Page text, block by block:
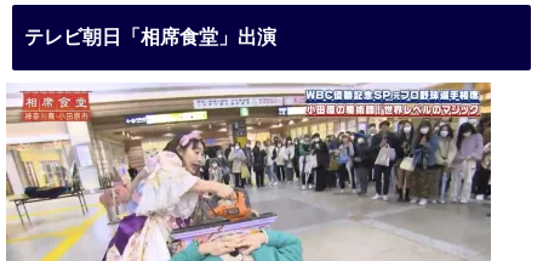
テレビ朝日「相席食堂」出演